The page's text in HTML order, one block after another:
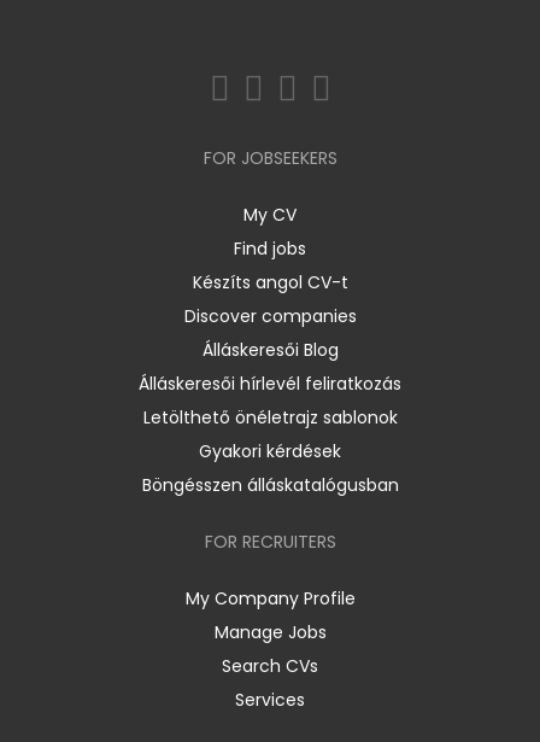
FOR JOBSEEKERS
My CV
Find jobs
Készíts angol CV-t
Discover companies
Álláskeresői Blog
Álláskeresői hírlevél feliratkozás
Letölthető önéletrajz sablonok
Gyakori kérdések
Böngésszen álláskatalógusban
FOR RECRUITERS
My Company Profile
Manage Jobs
Search CVs
Services